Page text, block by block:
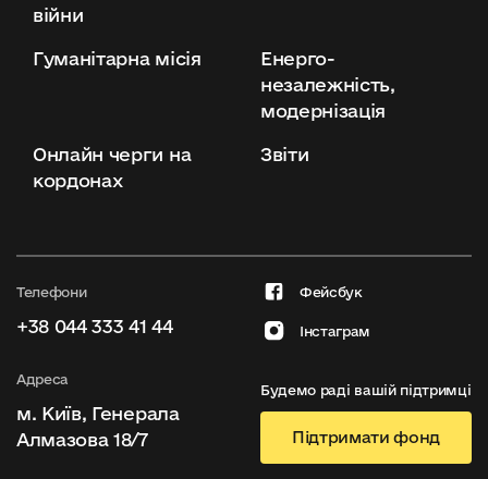
війни
Гуманітарна місія
Енерго-
незалежність,
модернізація
Онлайн черги на
кордонах
Звіти
Телефони
+38 044 333 41 44
Адреса
м. Київ, Генерала
Алмазова 18/7
Фейсбук
Інстаграм
Будемо раді вашій підтримці
Підтримати фонд